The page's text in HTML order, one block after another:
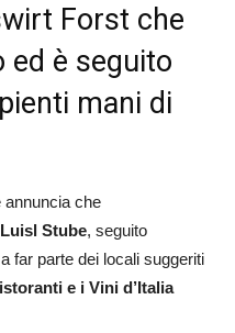
Forst che
ed è seguito
mani di
annuncia che
Luisl Stube, seguito
far parte dei locali suggeriti
e i Vini d’Italia